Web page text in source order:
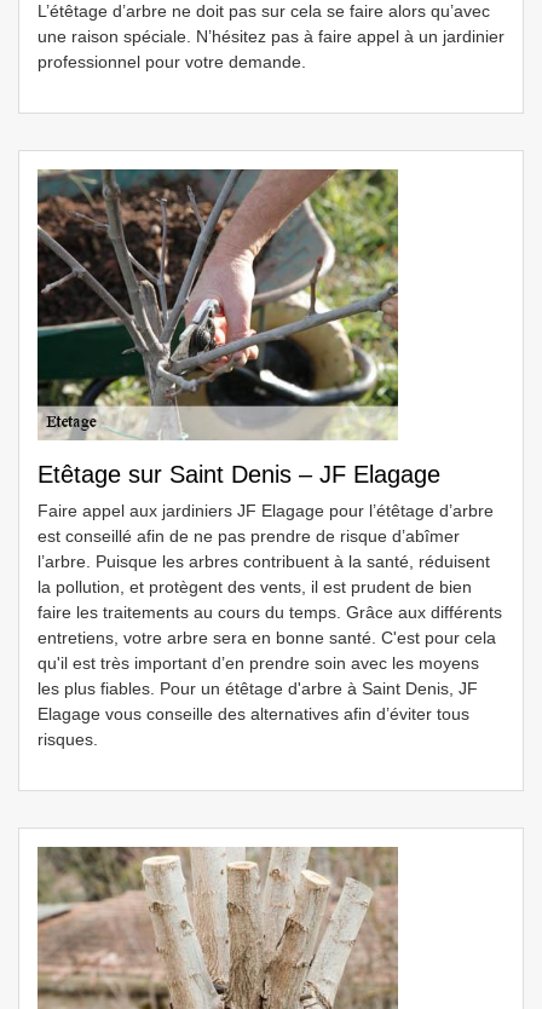
L’étêtage d’arbre ne doit pas sur cela se faire alors qu’avec
une raison spéciale. N’hésitez pas à faire appel à un jardinier
professionnel pour votre demande.
Etêtage sur Saint Denis – JF Elagage
Faire appel aux jardiniers JF Elagage pour l’étêtage d’arbre
est conseillé afin de ne pas prendre de risque d’abîmer
l’arbre. Puisque les arbres contribuent à la santé, réduisent
la pollution, et protègent des vents, il est prudent de bien
faire les traitements au cours du temps. Grâce aux différents
entretiens, votre arbre sera en bonne santé. C'est pour cela
qu'il est très important d’en prendre soin avec les moyens
les plus fiables. Pour un étêtage d'arbre à Saint Denis, JF
Elagage vous conseille des alternatives afin d’éviter tous
risques.